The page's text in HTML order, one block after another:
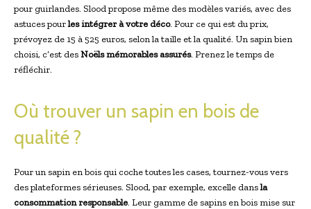
pour guirlandes. Slood propose même des modèles variés, avec des
astuces pourles intégrer à votre déco. Pour ce qui est du prix,
prévoyez de 15 à 525 euros, selon la taille et la qualité. Un sapin bien
choisi, c’est desNoëls mémorables assurés. Prenez le temps de
réfléchir.
Où trouver un sapin en bois de
qualité ?
Pour un sapin en bois qui coche toutes les cases, tournez-vous vers
des plateformes sérieuses. Slood, par exemple, excelle dansla
consommation responsable. Leur gamme de sapins en bois mise sur